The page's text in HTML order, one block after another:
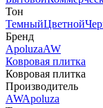
Тон
ТемныйЦветной
Бренд
ApoluzaAW
Ковровая плитка
Ковровая плитка
Производитель
AWApoluza